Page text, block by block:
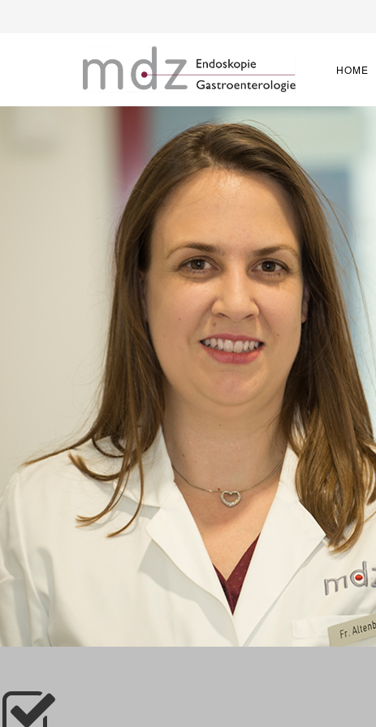
HOME
Andrea Altenburg
Dipl. oec. troph.
Studium der Haushalts- und Ernährungswissenschaften an der
Seit 2002 in der individuellen Ernährungsberatung und in
Seit 2004 mit eigener Praxis selbstständig
Seit 2008 in der Praxis Prof. Krammer tätig
Ausgebildete M.O.B.I.L.I.S. – und Medias-2 – Trainerin
Ernährungsexpertin im Netzwerk des RICHTIG ESSEN INSTITUT
Zertifizierung gemäß den Leitlinien 2003 der
Anerkannt bei fast allen Krankenkassen. Die Krankenkassen
ärztlicher Verordnung (Rehabilitation § 43 SGB V)
Praxis für Ernährungsberatung Andrea Altenburg
andrea.altenburg@web.de- Tel: 06203 957086 - Mobil: